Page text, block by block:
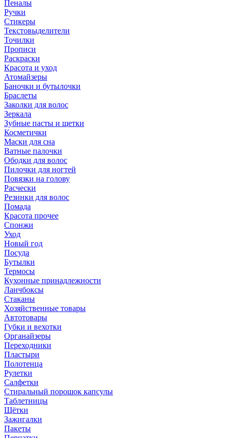
Пеналы
Ручки
Стикеры
Текстовыделители
Точилки
Прописи
Раскраски
Красота и уход
Атомайзеры
Баночки и бутылочки
Браслеты
Заколки для волос
Зеркала
Зубные пасты и щетки
Косметички
Маски для сна
Ватные палочки
Ободки для волос
Пилочки для ногтей
Повязки на голову
Расчески
Резинки для волос
Помада
Красота прочее
Спонжи
Уход
Новый год
Посуда
Бутылки
Термосы
Кухонные принадлежности
Ланчбоксы
Стаканы
Хозяйственные товары
Автотовары
Губки и вехотки
Органайзеры
Переходники
Пластыри
Полотенца
Рулетки
Салфетки
Стиральный порошок капсулы
Таблетницы
Щётки
Зажигалки
Пакеты